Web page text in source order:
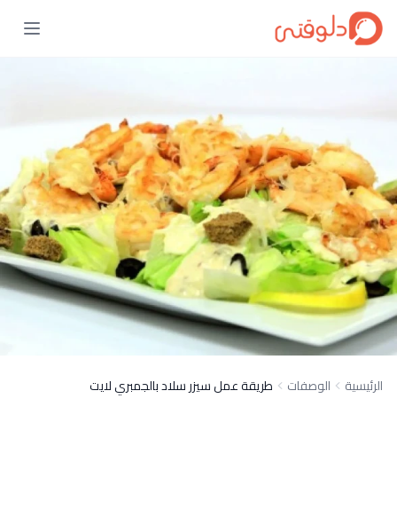
الرئيسية الوصفات طريقة عمل سيزر سلاد بالجمبري لايت